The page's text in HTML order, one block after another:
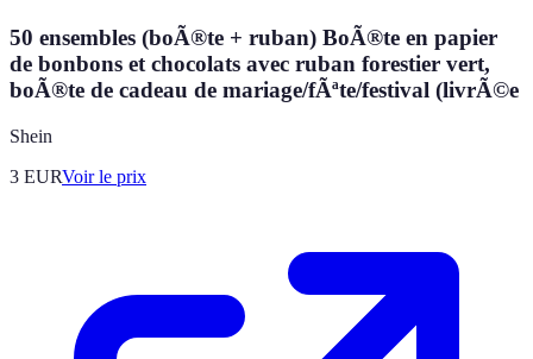
50 ensembles (boÃ®te + ruban) BoÃ®te en papier
de bonbons et chocolats avec ruban forestier vert,
boÃ®te de cadeau de mariage/fÃªte/festival (livrÃ©e
Shein
3 EURVoir le prix